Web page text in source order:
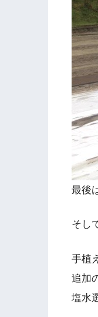
最後
そし
手植
追加
塩水